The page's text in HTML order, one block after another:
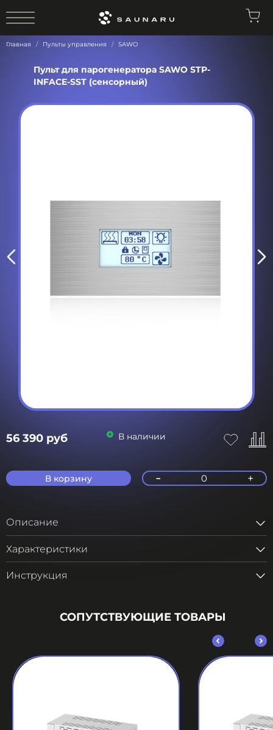
Главная Пульты управления SAWO
Пульт для парогенератора SAWO STP-
INFACE-SST (сенсорный)
56 390 руб В наличии
В корзину - 0 +
Описание
Характеристики
Инструкция
СОПУТСТВУЮЩИЕ ТОВАРЫ